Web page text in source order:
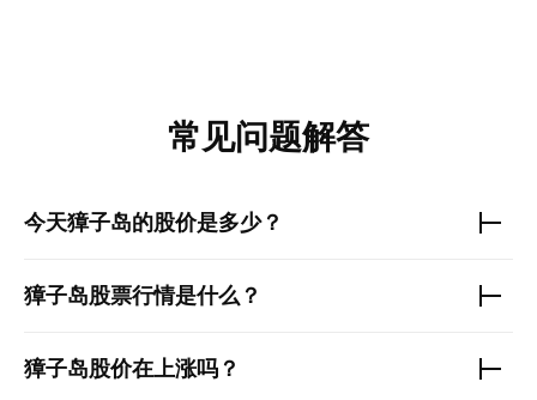
常见问题解答
今天獐子岛的股价是多少？
獐子岛股票行情是什么？
獐子岛股价在上涨吗？